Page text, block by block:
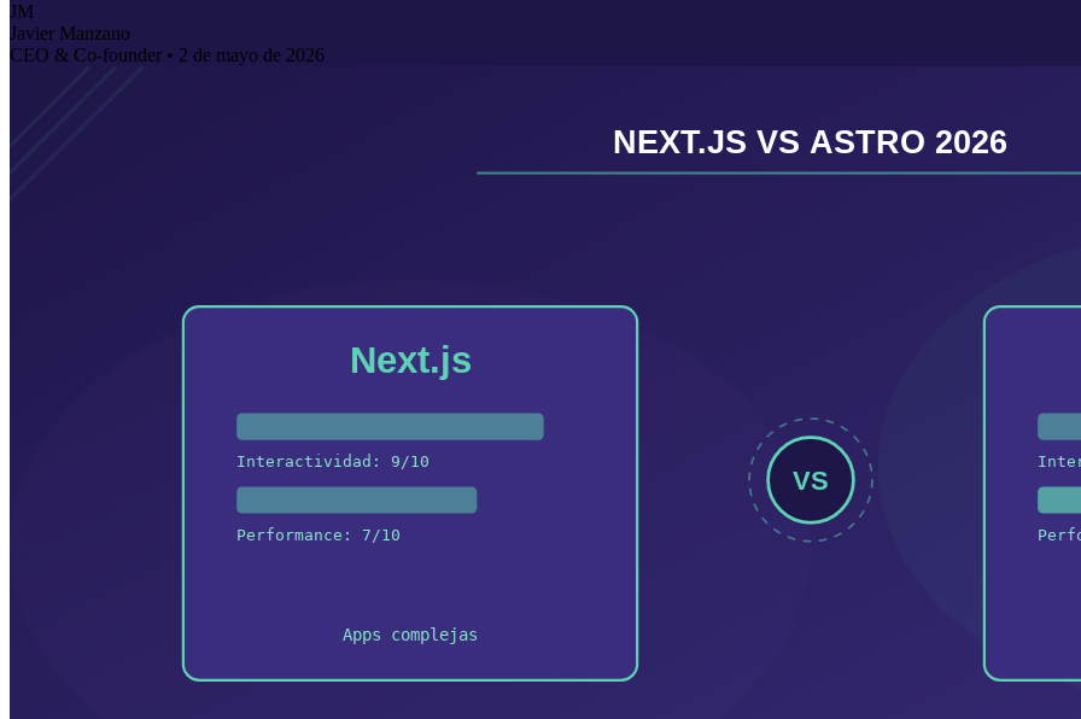
JM
Javier Manzano
CEO & Co-founder • 2 de mayo de 2026